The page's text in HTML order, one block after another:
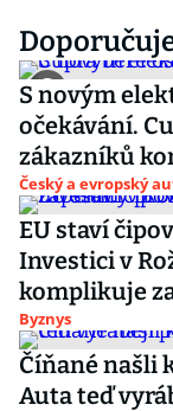
S novým
očekávání.
zákazníků
Český a evropský
EU staví
Investici v
komplikuje
Byznys
Číňané našli
Auta teď